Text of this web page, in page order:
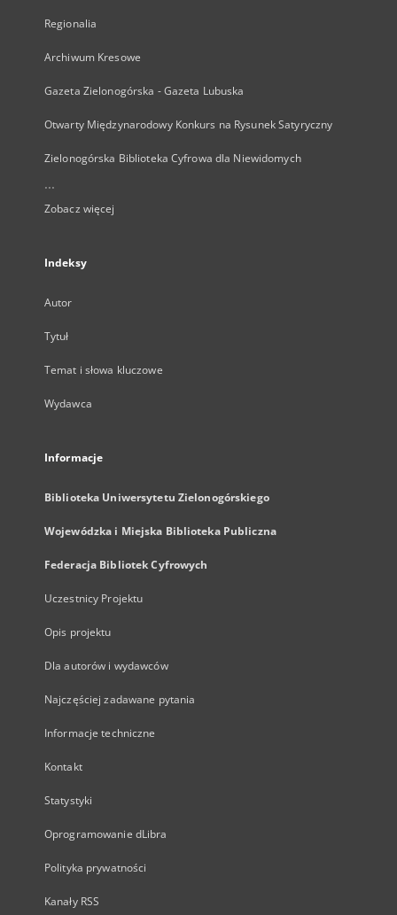
Regionalia
Archiwum Kresowe
Gazeta Zielonogórska - Gazeta Lubuska
Otwarty Międzynarodowy Konkurs na Rysunek Satyryczny
Zielonogórska Biblioteka Cyfrowa dla Niewidomych
...
Zobacz więcej
Indeksy
Autor
Tytuł
Temat i słowa kluczowe
Wydawca
Informacje
Biblioteka Uniwersytetu Zielonogórskiego
Wojewódzka i Miejska Biblioteka Publiczna
Federacja Bibliotek Cyfrowych
Uczestnicy Projektu
Opis projektu
Dla autorów i wydawców
Najczęściej zadawane pytania
Informacje techniczne
Kontakt
Statystyki
Oprogramowanie dLibra
Polityka prywatności
Kanały RSS